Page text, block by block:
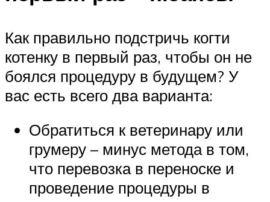
Как правильно подстричь когти
котенку в первый раз, чтобы он не
боялся процедуру в будущем? У
вас есть всего два варианта:
Обратиться к ветеринару или
грумеру – минус метода в том,
что перевозка в переноске и
проведение процедуры в